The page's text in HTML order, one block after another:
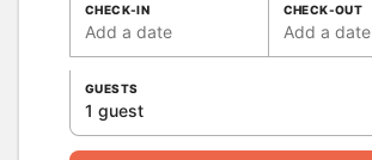
CHECK-IN
Add a date
CHECK-OUT
Add a date
GUESTS
1 guest